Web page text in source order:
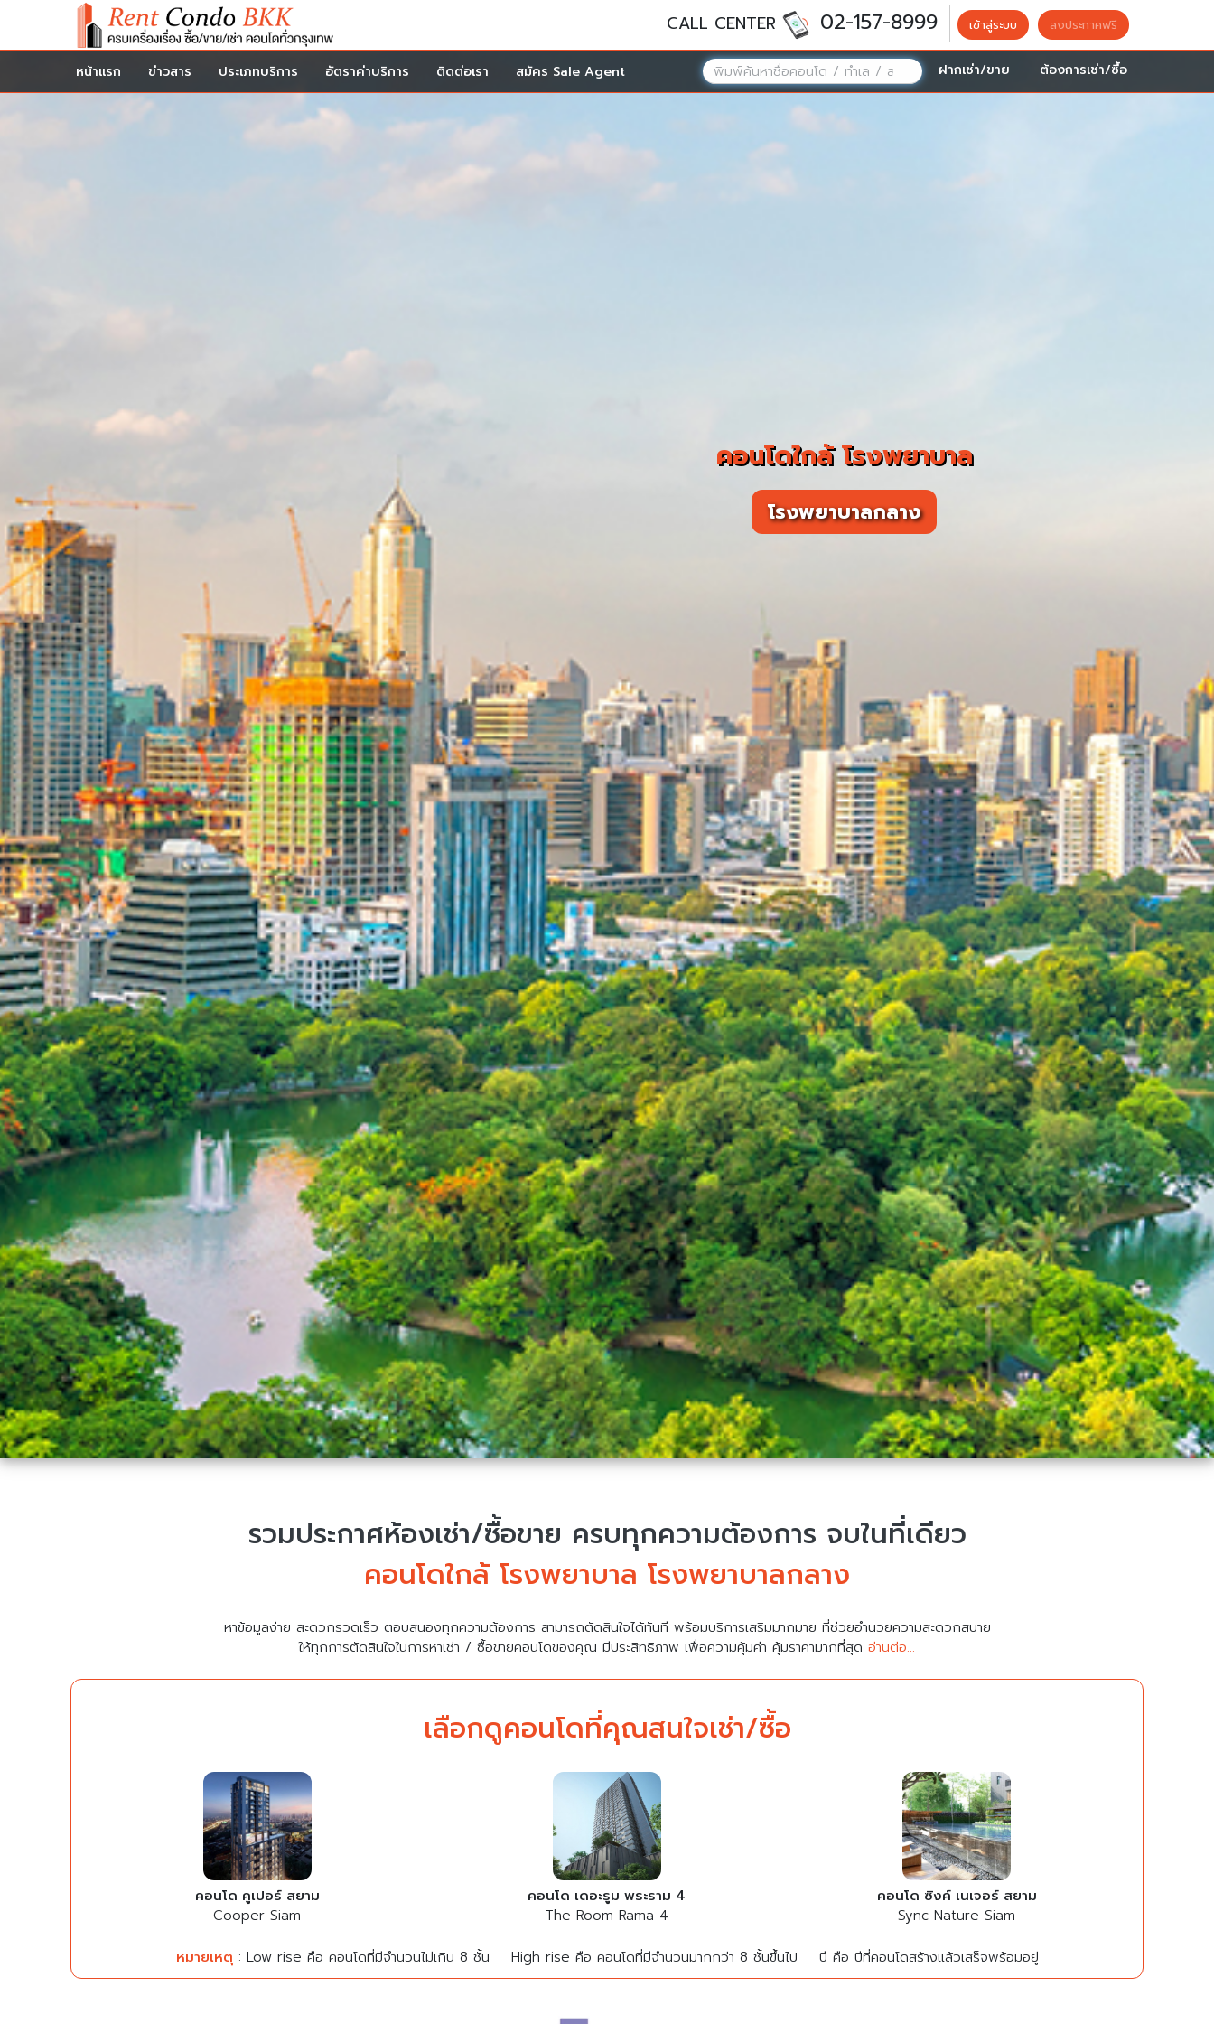
CALL CENTER 02-157-8999 เข้าสู่ระบบ ลงประกาศฟรี
หน้าแรก ข่าวสาร ประเภทบริการ อัตราค่าบริการ ติดต่อเรา สมัคร Sale Agent ฝากเช่า/ขาย ต้องการเช่า/ซื้อ
คอนโดใกล้ โรงพยาบาล
โรงพยาบาลกลาง
รวมประกาศห้องเช่า/ซื้อขาย ครบทุกความต้องการ จบในที่เดียว
คอนโดใกล้ โรงพยาบาล โรงพยาบาลกลาง
หาข้อมูลง่าย สะดวกรวดเร็ว ตอบสนองทุกความต้องการ สามารถตัดสินใจได้ทันที พร้อมบริการเสริมมากมาย ที่ช่วยอำนวยความสะดวกสบาย
ให้ทุกการตัดสินใจในการหาเช่า / ซื้อขายคอนโดของคุณ มีประสิทธิภาพ เพื่อความคุ้มค่า คุ้มราคามากที่สุด อ่านต่อ...
เลือกดูคอนโดที่คุณสนใจเช่า/ซื้อ
คอนโด คูเปอร์ สยาม
Cooper Siam
คอนโด เดอะรูม พระราม 4
The Room Rama 4
คอนโด ซิงค์ เนเจอร์ สยาม
Sync Nature Siam
หมายเหตุ : Low rise คือ คอนโดที่มีจำนวนไม่เกิน 8 ชั้น High rise คือ คอนโดที่มีจำนวนมากกว่า 8 ชั้นขึ้นไป ปี คือ ปีที่คอนโดสร้างแล้วเสร็จพร้อมอยู่